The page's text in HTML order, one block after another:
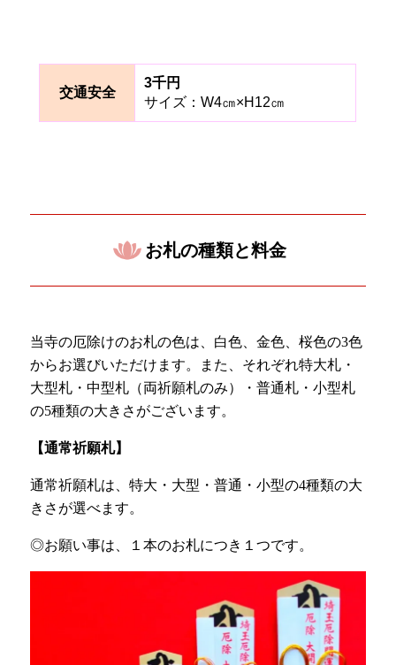
交通安全
3千円
サイズ：W4㎝×H12㎝
お札の種類と料金
当寺の厄除けのお札の色は、白色、金色、桜色の3色
からお選びいただけます。また、それぞれ特大札・
大型札・中型札（両祈願札のみ）・普通札・小型札
の5種類の大きさがございます。
【通常祈願札】
通常祈願札は、特大・大型・普通・小型の4種類の大
きさが選べます。
◎お願い事は、１本のお札につき１つです。